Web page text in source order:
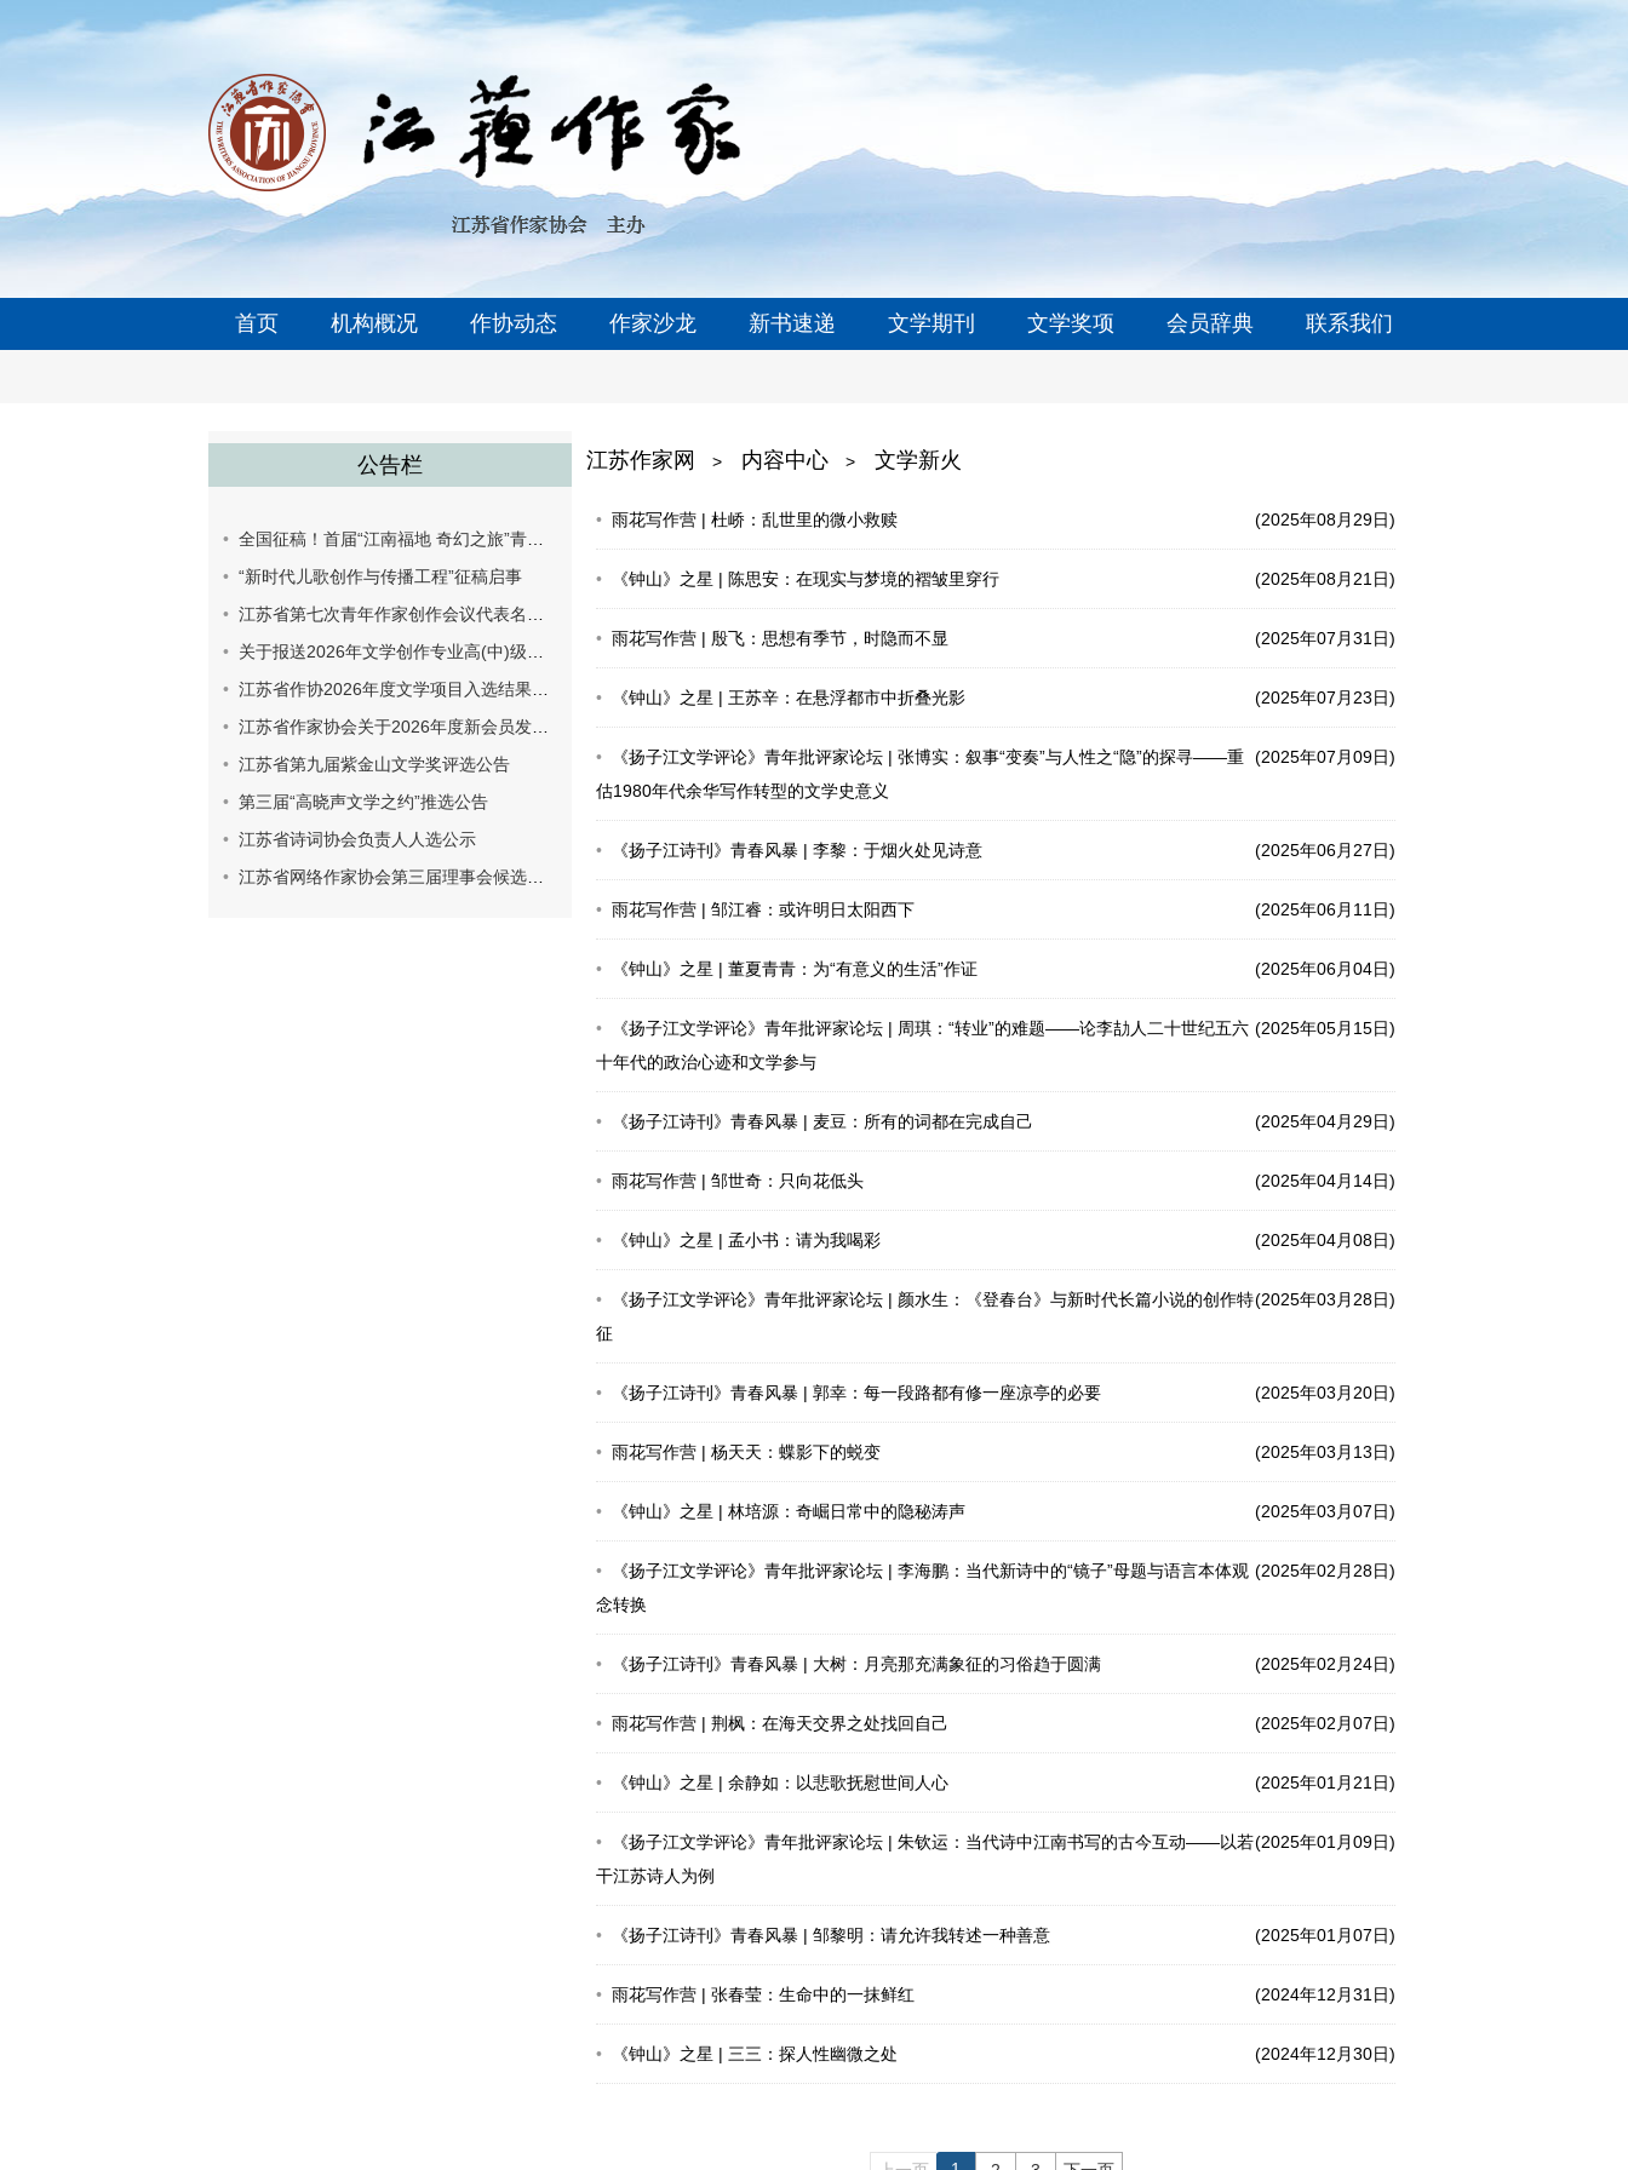
首页 机构概况 作协动态 作家沙龙 新书速递 文学期刊 文学奖项 会员辞典 联系我们
公告栏
全国征稿！首届“江南福地 奇幻之旅”青少年童话创作大赛开始了
“新时代儿歌创作与传播工程”征稿启事
江苏省第七次青年作家创作会议代表名册和登记表
关于报送2026年文学创作专业高(中)级专业技术资格评审材料的通知
江苏省作协2026年度文学项目入选结果公示
江苏省作家协会关于2026年度新会员发展工作的通知
江苏省第九届紫金山文学奖评选公告
第三届“高晓声文学之约”推选公告
江苏省诗词协会负责人人选公示
江苏省网络作家协会第三届理事会候选人建议人选名单公示
江苏作家网 > 内容中心 > 文学新火
(2025年08月29日)
雨花写作营 | 杜峤：乱世里的微小救赎
(2025年08月21日)
《钟山》之星 | 陈思安：在现实与梦境的褶皱里穿行
(2025年07月31日)
雨花写作营 | 殷飞：思想有季节，时隐而不显
(2025年07月23日)
《钟山》之星 | 王苏辛：在悬浮都市中折叠光影
(2025年07月09日)
《扬子江文学评论》青年批评家论坛 | 张博实：叙事“变奏”与人性之“隐”的探寻——重
估1980年代余华写作转型的文学史意义
(2025年06月27日)
《扬子江诗刊》青春风暴 | 李黎：于烟火处见诗意
(2025年06月11日)
雨花写作营 | 邹江睿：或许明日太阳西下
(2025年06月04日)
《钟山》之星 | 董夏青青：为“有意义的生活”作证
(2025年05月15日)
《扬子江文学评论》青年批评家论坛 | 周琪：“转业”的难题——论李劼人二十世纪五六
十年代的政治心迹和文学参与
(2025年04月29日)
《扬子江诗刊》青春风暴 | 麦豆：所有的词都在完成自己
(2025年04月14日)
雨花写作营 | 邹世奇：只向花低头
(2025年04月08日)
《钟山》之星 | 孟小书：请为我喝彩
(2025年03月28日)
《扬子江文学评论》青年批评家论坛 | 颜水生：《登春台》与新时代长篇小说的创作特
征
(2025年03月20日)
《扬子江诗刊》青春风暴 | 郭幸：每一段路都有修一座凉亭的必要
(2025年03月13日)
雨花写作营 | 杨天天：蝶影下的蜕变
(2025年03月07日)
《钟山》之星 | 林培源：奇崛日常中的隐秘涛声
(2025年02月28日)
《扬子江文学评论》青年批评家论坛 | 李海鹏：当代新诗中的“镜子”母题与语言本体观
念转换
(2025年02月24日)
《扬子江诗刊》青春风暴 | 大树：月亮那充满象征的习俗趋于圆满
(2025年02月07日)
雨花写作营 | 荆枫：在海天交界之处找回自己
(2025年01月21日)
《钟山》之星 | 余静如：以悲歌抚慰世间人心
(2025年01月09日)
《扬子江文学评论》青年批评家论坛 | 朱钦运：当代诗中江南书写的古今互动——以若
干江苏诗人为例
(2025年01月07日)
《扬子江诗刊》青春风暴 | 邹黎明：请允许我转述一种善意
(2024年12月31日)
雨花写作营 | 张春莹：生命中的一抹鲜红
(2024年12月30日)
《钟山》之星 | 三三：探人性幽微之处